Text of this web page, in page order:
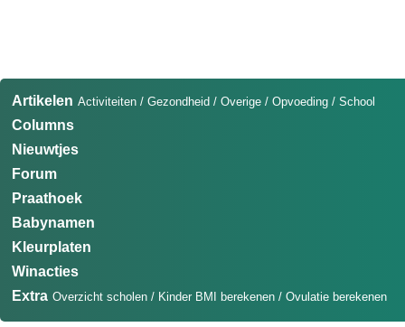
Artikelen Activiteiten / Gezondheid / Overige / Opvoeding / School
Columns
Nieuwtjes
Forum
Praathoek
Babynamen
Kleurplaten
Winacties
Extra Overzicht scholen / Kinder BMI berekenen / Ovulatie berekenen